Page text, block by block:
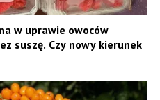
w uprawie owoców
suszę. Czy nowy kierunek